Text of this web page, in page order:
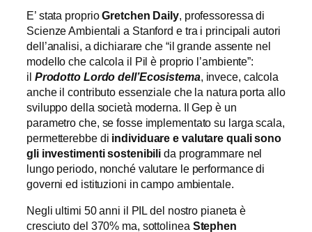
E’ stata proprioGretchen Daily, professoressa di
Scienze Ambientali a Stanford e tra i principali autori
dell’analisi, a dichiarare che “il grande assente nel
modello che calcola il Pil è proprio l’ambiente”:
il Prodotto Lordo dell’Ecosistema, invece, calcola
anche il contributo essenziale che la natura porta allo
sviluppo della società moderna. Il Gep è un
parametro che, se fosse implementato su larga scala,
permetterebbe di individuare e valutare quali sono
gli investimenti sostenibili da programmare nel
lungo periodo, nonché valutare le performance di
governi ed istituzioni in campo ambientale.
Negli ultimi 50 anni il PIL del nostro pianeta è
cresciuto del 370% ma, sottolinea Stephen